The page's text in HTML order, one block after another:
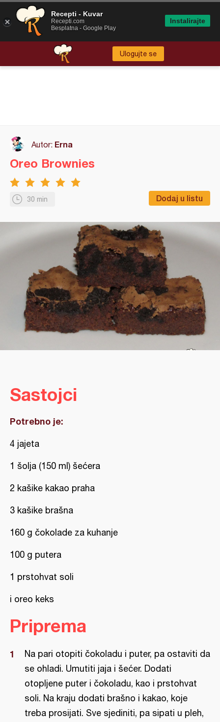
Ulogujte se
Autor: Erna
30 min Dodaj u listu
Oreo Brownies
Sastojci
Potrebno je:
4 jajeta
1 šolja (150 ml) šećera
2 kašike kakao praha
3 kašike brašna
160 g čokolade za kuhanje
100 g putera
1 prstohvat soli
i oreo keks
Priprema
Na pari otopiti čokoladu i puter, pa ostaviti da
se ohladi. Umutiti jaja i šećer. Dodati
otopljene puter i čokoladu, kao i prstohvat
soli. Na kraju dodati brašno i kakao, koje
treba prosijati. Sve sjediniti, pa sipati u pleh,
Recepti - Kuvar
Recepti.com
Besplatna - Google Play
Instalirajte